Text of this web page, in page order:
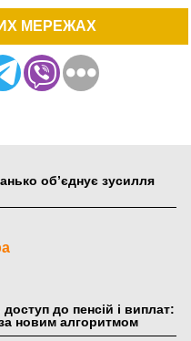
МЕРЕЖАХ
об’єднує зусилля
до пенсій і виплат:
новим алгоритмом